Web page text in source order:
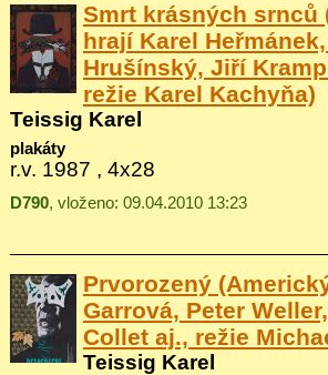
Smrt krásných srnců
hrají Karel
Hrušínský, Jiří
režie Karel Kachyňa)
Teissig Karel
plakáty
r.v. 1987 , 4x28
D790, vloženo: 09.04.2010 13:23
Prvorozený
Garrová, Peter
Collet aj., režie
Teissig Karel